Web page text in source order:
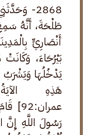
2868-
طَلْحَةَ، أَنَّهُ
أَنْصَارِيٍّ
بَيْرُحَاءَ،
يَدْخُلُهَا
هَذِهِ
رَسُولَ اللَّهِ إِنَّ